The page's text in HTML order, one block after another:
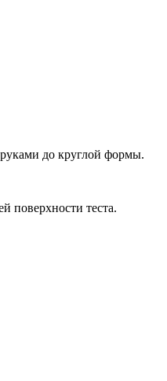
до круглой формы.
поверхности теста.